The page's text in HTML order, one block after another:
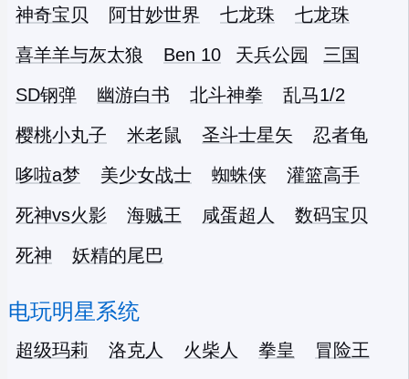
神奇宝贝
阿甘妙世界 七龙珠
七龙珠
喜羊羊与灰太狼
Ben 10 天兵公园
三国
SD钢弹
幽游白书 北斗神拳
乱马1/2
樱桃小丸子
米老鼠 圣斗士星矢
忍者龟
哆啦a梦
美少女战士 蜘蛛侠
灌篮高手
死神vs火影
海贼王 咸蛋超人
数码宝贝
死神
妖精的尾巴
电玩明星系统
超级玛莉 洛克人 火柴人 拳皇
冒险王